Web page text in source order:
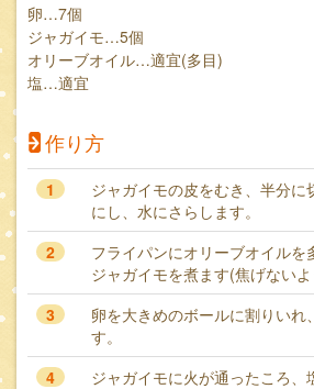
卵…7個
ジャガイモ…5個
オリーブオイル…適宜(多目)
塩…適宜
作り方
1
ジャガイモの皮をむき、半分に
にし、水にさらします。
2
フライパンにオリーブオイルを
ジャガイモを煮ます(焦げない
3
卵を大きめのボールに割りいれ
す。
4
ジャガイモに火が通ったころ、